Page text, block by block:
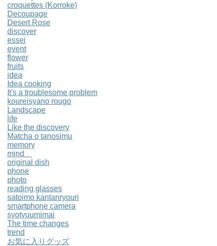
croquettes (Korroke)
Decoupage
Desert Rose
discover
essei
event
flower
fruits
idea
Idea cooking
It's a troublesome problem
koureisyano rougo
Landscape
life
Like the discovery
Matcha o tanosimu
memory
mind
original dish
phone
photo
reading glasses
satoimo kantanryouri
smartphone camera
syotyuumimai
The time changes
trend
お気に入りグッズ